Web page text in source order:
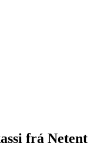
frá Netent